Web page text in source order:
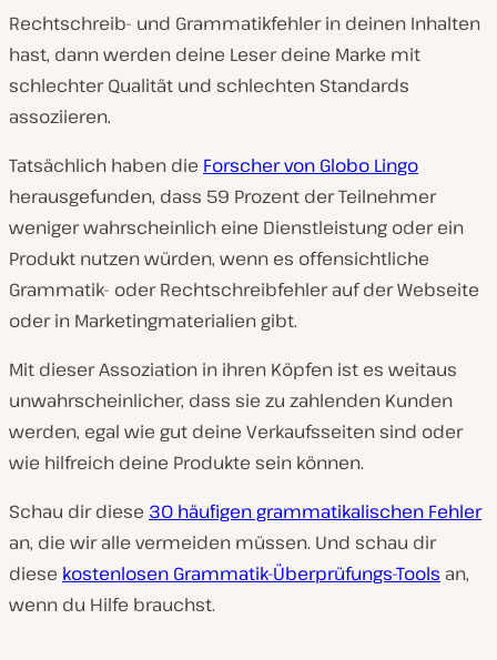
Rechtschreib- und Grammatikfehler in deinen Inhalten
hast, dann werden deine Leser deine Marke mit
schlechter Qualität und schlechten Standards
assoziieren.
Tatsächlich haben die Forscher von Globo Lingo
herausgefunden, dass 59 Prozent der Teilnehmer
weniger wahrscheinlich eine Dienstleistung oder ein
Produkt nutzen würden, wenn es offensichtliche
Grammatik- oder Rechtschreibfehler auf der Webseite
oder in Marketingmaterialien gibt.
Mit dieser Assoziation in ihren Köpfen ist es weitaus
unwahrscheinlicher, dass sie zu zahlenden Kunden
werden, egal wie gut deine Verkaufsseiten sind oder
wie hilfreich deine Produkte sein können.
Schau dir diese 30 häufigen grammatikalischen Fehler
an, die wir alle vermeiden müssen. Und schau dir
diese kostenlosen Grammatik-Überprüfungs-Tools an,
wenn du Hilfe brauchst.